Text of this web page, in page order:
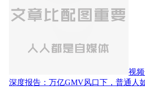
视
深度报告：万亿GMV风口下，普通人